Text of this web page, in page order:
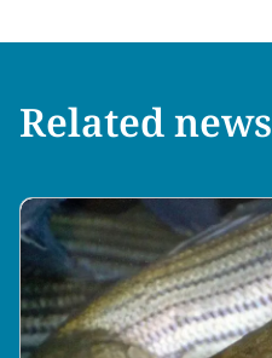
Related news